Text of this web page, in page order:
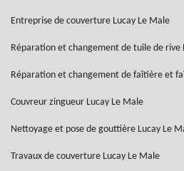
Entreprise de couverture Lucay Le Male
Réparation et changement de tuile de rive
Réparation et changement de faîtière et
Couvreur zingueur Lucay Le Male
Nettoyage et pose de gouttière Lucay Le
Travaux de couverture Lucay Le Male